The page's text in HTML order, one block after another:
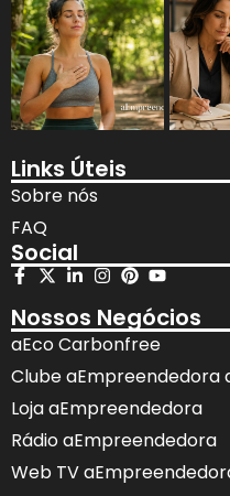
Links Úteis
Sobre nós
FAQ
Social
Nossos Negócios
aEco Carbonfree
Clube aEmpreendedora
Loja aEmpreendedora
Rádio aEmpreendedora
Web TV